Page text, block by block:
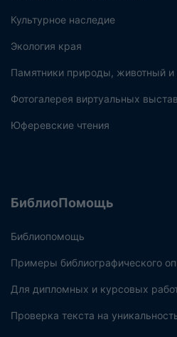
Культурное наследие
Экология края
Памятники природы, животный и
Фотогалерея виртуальных
Юферевские чтения
БиблиоПомощь
Библиопомощь
Примеры библиографического
Для дипломных и курсовых
Проверка текста на